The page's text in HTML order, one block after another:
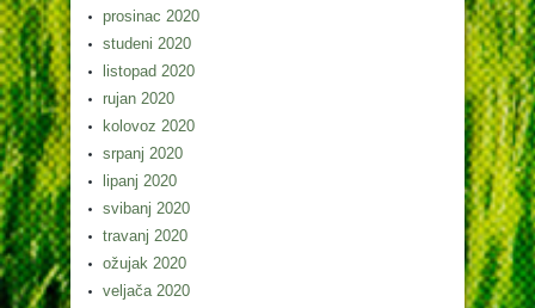
prosinac 2020
studeni 2020
listopad 2020
rujan 2020
kolovoz 2020
srpanj 2020
lipanj 2020
svibanj 2020
travanj 2020
ožujak 2020
veljača 2020